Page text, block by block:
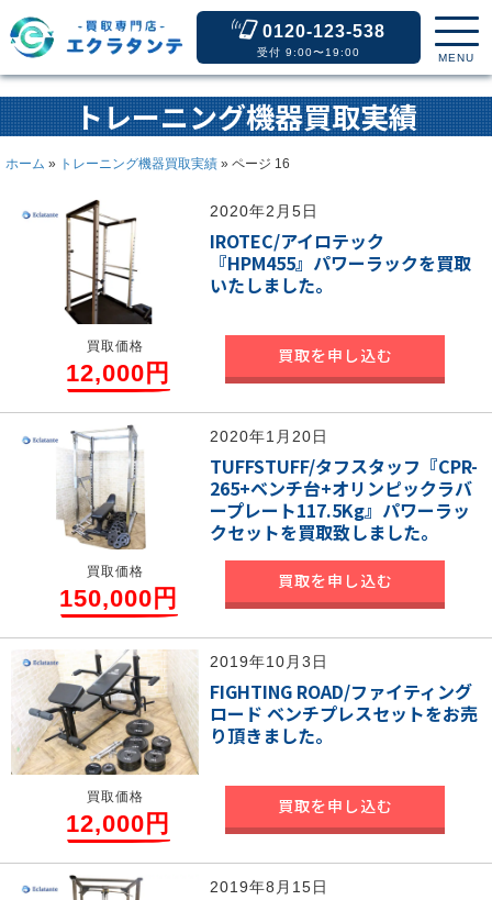
0120-123-538
受付 9:00〜19:00 MENU
トレーニング機器買取実績
ホーム » トレーニング機器買取実績 » ページ 16
2020年2月5日
IROTEC/アイロテック
『HPM455』パワーラックを買取
いたしました。
買取価格
12,000円
買取を申し込む
2020年1月20日
TUFFSTUFF/タフスタッフ『CPR-
265+ベンチ台+オリンピックラバ
ープレート117.5Kg』パワーラッ
クセットを買取致しました。
買取価格
150,000円
買取を申し込む
2019年10月3日
FIGHTING ROAD/ファイティング
ロード ベンチプレスセットをお売
り頂きました。
買取価格
12,000円
買取を申し込む
2019年8月15日